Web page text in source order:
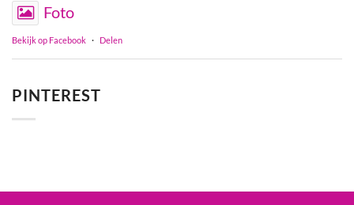
Foto
Bekijk op Facebook · Delen
PINTEREST